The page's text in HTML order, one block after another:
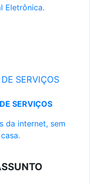
Eletrônica.
SERVIÇOS
SERVIÇOS
da internet, sem